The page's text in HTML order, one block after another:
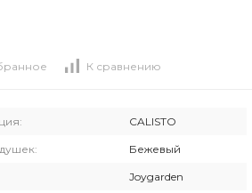
К сравнению
CALISTO
Бежевый
Joygarden